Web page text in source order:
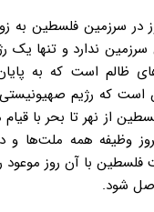
در سرزمین فلسطین به
ندارد و تنها یک
ظالم است که به
که رژیم
از نهر تا بحر با
وظیفه همه ملت‌ها و
با آن روز موعود
شود.